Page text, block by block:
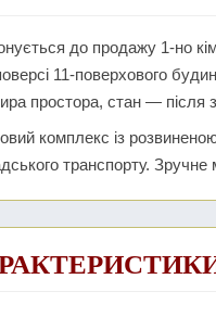
до продажу 1-но
11-поверхового
простора, стан — після
комплекс із
транспорту.